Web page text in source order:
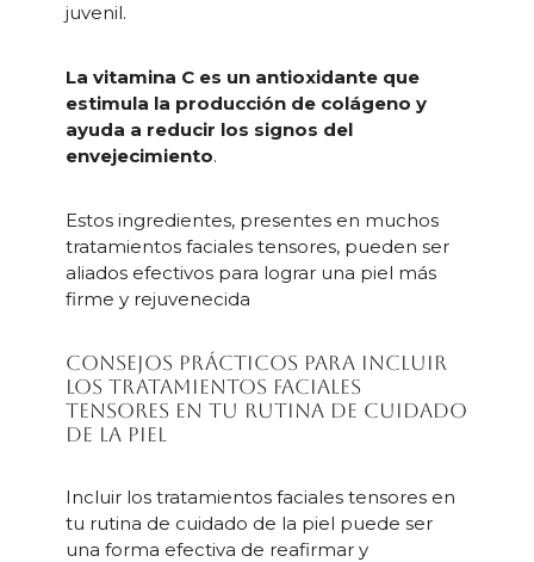
juvenil.
La vitamina C es un antioxidante que
estimula la producción de colágeno y
ayuda a reducir los signos del
envejecimiento.
Estos ingredientes, presentes en muchos
tratamientos faciales tensores, pueden ser
aliados efectivos para lograr una piel más
firme y rejuvenecida
Consejos prácticos para incluir
los tratamientos faciales
tensores en tu rutina de cuidado
de la piel
Incluir los tratamientos faciales tensores en
tu rutina de cuidado de la piel puede ser
una forma efectiva de reafirmar y